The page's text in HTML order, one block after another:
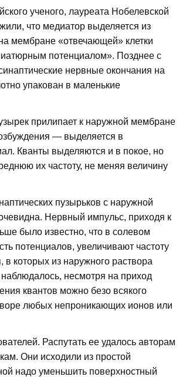
ученого, лауреата Нобелевской
что медиатор выделяется из
мембране «отвечающей» клетки
потенциалом». Позднее с
нервные окончания на
упакован в маленькие
прилипает к наружной мембране
— выделяется в
Кванты выделяются и в покое, но
их частоту, не меняя величину
пузырьков с наружной
Нервный импульс, приходя к
было известно, что в солевом
потенциалов, увеличивают частоту
которых из наружного раствора
несмотря на приход
квантов можно безо всякого
любых непроникающих ионов или
Распутать ее удалось авторам
Они исходили из простой
надо уменьшить поверхностный